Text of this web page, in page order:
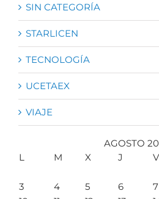
SIN CATEGORÍA
STARLICEN
TECNOLOGÍA
UCETAEX
VIAJE
AGOSTO
L
M X J V
3
4 5 6 7